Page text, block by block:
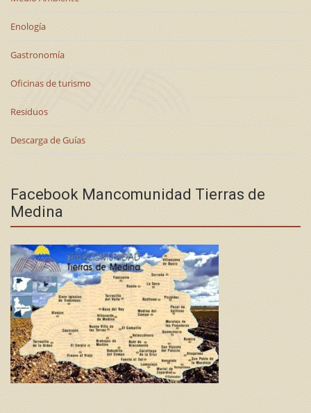
Enología
Gastronomía
Oficinas de turismo
Residuos
Descarga de Guías
Facebook Mancomunidad Tierras de
Medina